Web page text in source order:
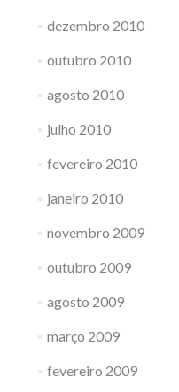
dezembro 2010
outubro 2010
agosto 2010
julho 2010
fevereiro 2010
janeiro 2010
novembro 2009
outubro 2009
agosto 2009
março 2009
fevereiro 2009